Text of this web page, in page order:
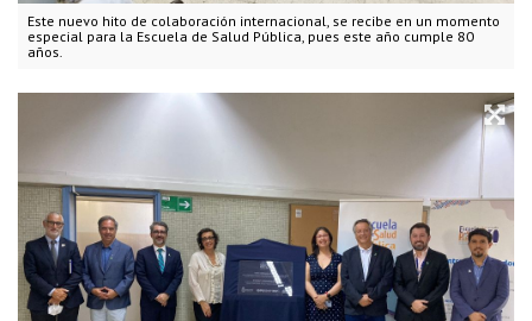
Este nuevo hito de colaboración internacional, se recibe en un momento
especial para la Escuela de Salud Pública, pues este año cumple 80
años.